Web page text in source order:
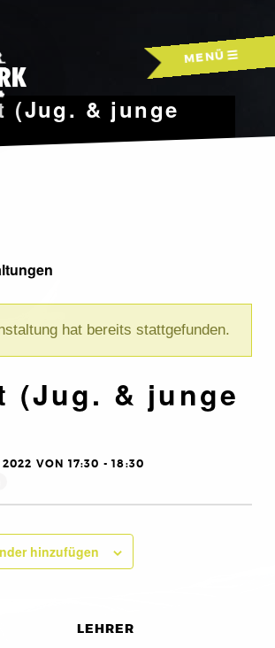
MENÜ
(Jug. & junge
hat bereits stattgefunden.
(Jug. & junge
VON 17:30 -18:30
hinzufügen
LEHRER